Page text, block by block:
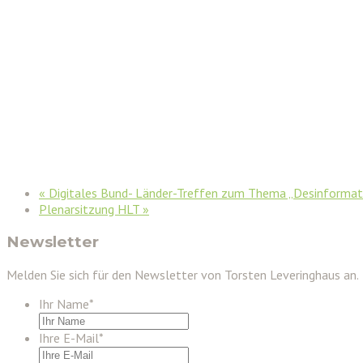
« Digitales Bund- Länder-Treffen zum Thema
Plenarsitzung HLT »
Newsletter
Melden Sie sich für den Newsletter von Torsten Leveringhaus an.
Ihr Name*
Ihre E-Mail*